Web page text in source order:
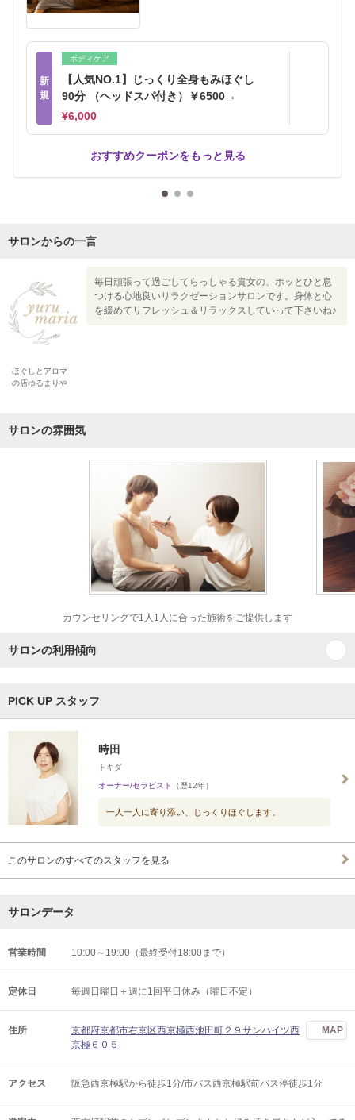
新
規
ボディケア
【人気NO.1】じっくり全身もみほぐし
90分 （ヘッドスパ付き）￥6500→
¥6,000
おすすめクーポンをもっと見る
サロンからの一言
ほぐしとアロマ
の店ゆるまりや
毎日頑張って過ごしてらっしゃる貴女の、ホッとひと息
つける心地良いリラクゼーションサロンです。身体と心
を緩めてリフレッシュ＆リラックスしていって下さいね♪
サロンの雰囲気
カウンセリングで1人1人に合った施術をご提供します
サロンの利用傾向
PICK UP スタッフ
時田
トキダ
オーナー/セラピスト （歴12年）
一人一人に寄り添い、じっくりほぐします。
このサロンのすべてのスタッフを見る
サロンデータ
営業時間 10:00～19:00（最終受付18:00まで）
定休日 毎週日曜日＋週に1回平日休み（曜日不定）
住所
京都府京都市右京区西京極西池田町２９サンハイツ西
京極６０５
MAP
アクセス 阪急西京極駅から徒歩1分/市バス西京極駅前バス停徒歩1分